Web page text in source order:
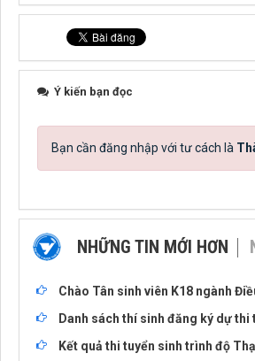
Ý kiến bạn đọc
Bạn cần đăng nhập với tư cách là
NHỮNG TIN MỚI HƠN
Chào Tân sinh viên K18 ngành
Danh sách thí sinh đăng ký dự
Kết quả thi tuyển sinh trình độ